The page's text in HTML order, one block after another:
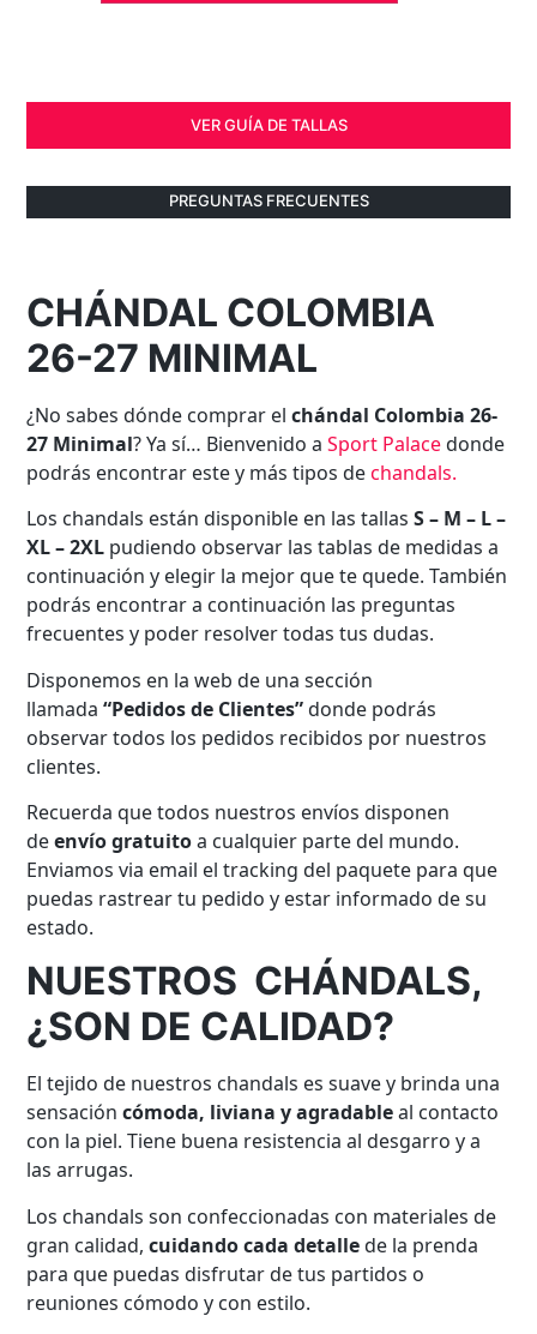
VER GUÍA DE TALLAS
PREGUNTAS FRECUENTES
CHÁNDAL COLOMBIA
26-27 MINIMAL
¿No sabes dónde comprar elchándal Colombia 26-
27 Minimal? Ya sí… Bienvenido aSport Palacedonde
podrás encontrar este y más tipos dechandals.
Los chandals están disponible en las tallasS – M – L –
XL – 2XL pudiendo observar las tablas de medidas a
continuación y elegir la mejor que te quede. También
podrás encontrar a continuación las preguntas
frecuentes y poder resolver todas tus dudas.
Disponemos en la web de una sección
llamada“Pedidos de Clientes”donde podrás
observar todos los pedidos recibidos por nuestros
clientes.
Recuerda que todos nuestros envíos disponen
deenvío gratuitoa cualquier parte del mundo.
Enviamos via email el tracking del paquete para que
puedas rastrear tu pedido y estar informado de su
estado.
NUESTROS CHÁNDALS,
¿SON DE CALIDAD?
El tejido de nuestros chandals es suave y brinda una
sensacióncómoda, liviana y agradableal contacto
con la piel. Tiene buena resistencia al desgarro y a
las arrugas.
Los chandals son confeccionadas con materiales de
gran calidad,cuidando cada detallede la prenda
para que puedas disfrutar de tus partidos o
reuniones cómodo y con estilo.